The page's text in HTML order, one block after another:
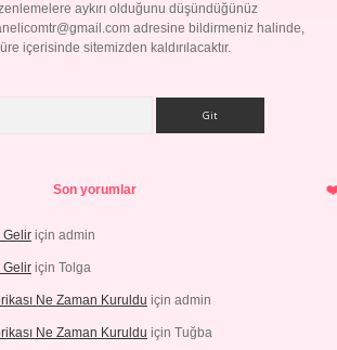
aykırı olduğunu düşündüğünüz
adresine bildirmeniz halinde,
içerisinde sitemizden kaldırılacaktır.
Son yorumlar
Gelir için admin
Gelir için Tolga
Ne Zaman Kuruldu için admin
Ne Zaman Kuruldu için Tuğba